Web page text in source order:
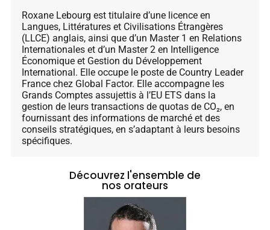
Roxane Lebourg est titulaire d’une licence en
Langues, Littératures et Civilisations Étrangères
(LLCE) anglais, ainsi que d’un Master 1 en Relations
Internationales et d’un Master 2 en Intelligence
Économique et Gestion du Développement
International. Elle occupe le poste de Country Leader
France chez Global Factor. Elle accompagne les
Grands Comptes assujettis à l’EU ETS dans la
gestion de leurs transactions de quotas de CO₂, en
fournissant des informations de marché et des
conseils stratégiques, en s’adaptant à leurs besoins
spécifiques.
Découvrez l'ensemble de
nos orateurs